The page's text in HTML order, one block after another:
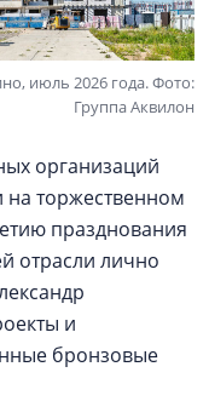
июль 2026 года. Фото:
Группа Аквилон
организаций
на торжественном
празднования
отрасли лично
и
бронзовые